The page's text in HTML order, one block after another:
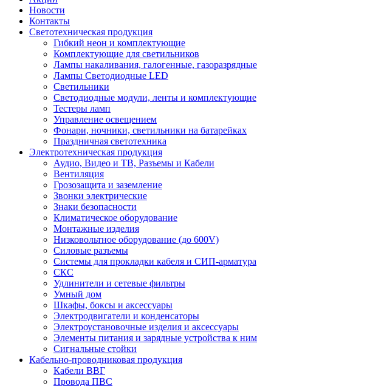
Новости
Контакты
Светотехническая продукция
Гибкий неон и комплектующие
Комплектующие для светильников
Лампы накаливания, галогенные, газоразрядные
Лампы Светодиодные LED
Светильники
Светодиодные модули, ленты и комплектующие
Тестеры ламп
Управление освещением
Фонари, ночники, светильники на батарейках
Праздничная светотехника
Электротехническая продукция
Аудио, Видео и ТВ, Разъемы и Кабели
Вентиляция
Грозозащита и заземление
Звонки электрические
Знаки безопасности
Климатическое оборудование
Монтажные изделия
Низковольтное оборудование (до 600V)
Силовые разъемы
Системы для прокладки кабеля и СИП-арматура
СКС
Удлинители и сетевые фильтры
Умный дом
Шкафы, боксы и аксессуары
Электродвигатели и конденсаторы
Электроустановочные изделия и аксессуары
Элементы питания и зарядные устройства к ним
Сигнальные стойки
Кабельно-проводниковая продукция
Кабели ВВГ
Провода ПВС